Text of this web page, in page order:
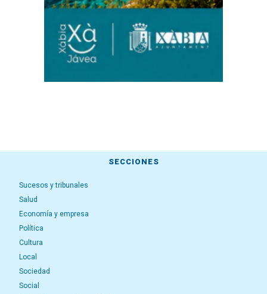
SECCIONES
Sucesos y tribunales
Salud
Economía y empresa
Política
Cultura
Local
Sociedad
Social